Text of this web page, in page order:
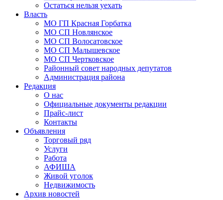
Остаться нельзя уехать
Власть
МО ГП Красная Горбатка
МО СП Новлянское
МО СП Волосатовское
МО СП Малышевское
МО СП Чертковское
Районный совет народных депутатов
Администрация района
Редакция
О нас
Официальные документы редакции
Прайс-лист
Контакты
Объявления
Торговый ряд
Услуги
Работа
АФИША
Живой уголок
Недвижимость
Архив новостей